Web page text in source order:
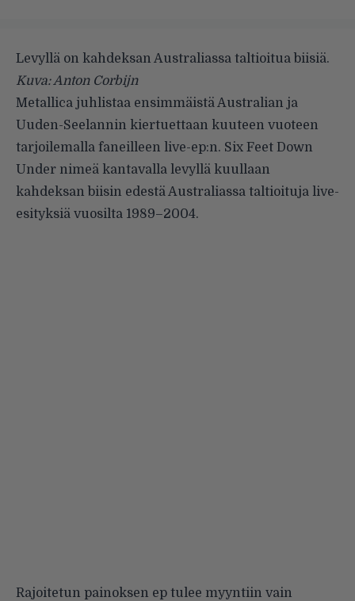
Levyllä on kahdeksan Australiassa taltioitua biisiä.
Kuva: Anton Corbijn
Metallica juhlistaa ensimmäistä Australian ja
Uuden-Seelannin kiertuettaan kuuteen vuoteen
tarjoilemalla faneilleen live-ep:n. Six Feet Down
Under nimeä kantavalla levyllä kuullaan
kahdeksan biisin edestä Australiassa taltioituja live-
esityksiä vuosilta 1989–2004.
Rajoitetun painoksen ep tulee myyntiin vain